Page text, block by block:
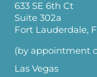
633 SE 6th Ct
Suite 302a
Fort Lauderdale,
(by appointment
Las Vegas